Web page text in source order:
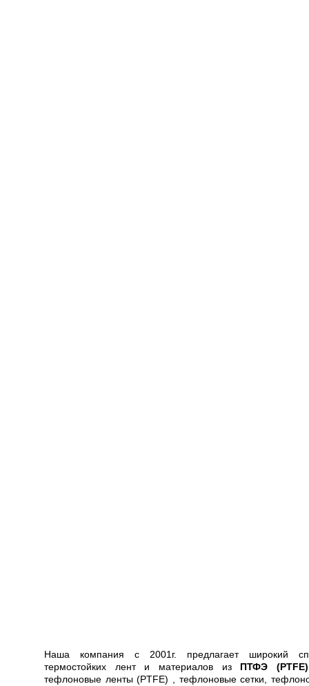
Наша компания c 2001г. предлагает широкий
термостойких лент и материалов из ПТФЭ (PTFE)
тефлоновые ленты (PTFE) , тефлоновые сетки,